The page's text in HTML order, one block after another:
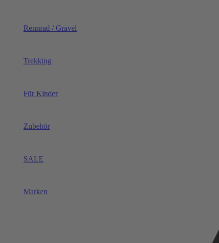
Rennrad / Gravel
Trekking
Für Kinder
Zubehör
SALE
Marken